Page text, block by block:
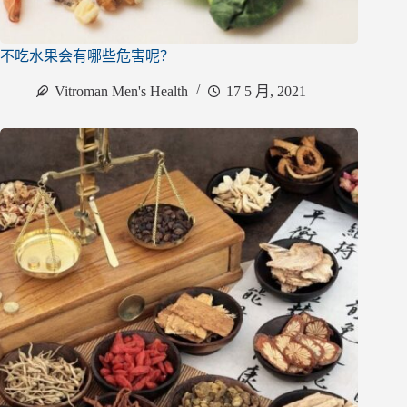
不吃水果会有哪些危害呢？
Vitroman Men's Health 17 5 月, 2021